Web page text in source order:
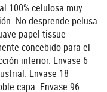
100% celulosa muy
No desprende pelusa
papel tissue
concebido para el
interior. Envase 6
Envase 18
capa. Envase 96